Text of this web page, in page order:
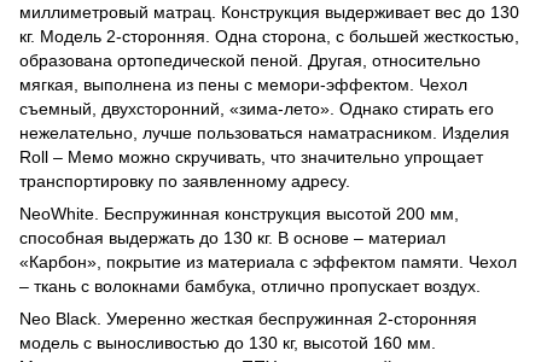
миллиметровый матрац. Конструкция выдерживает вес до 130
кг. Модель 2-сторонняя. Одна сторона, с большей жесткостью,
образована ортопедической пеной. Другая, относительно
мягкая, выполнена из пены с мемори-эффектом. Чехол
съемный, двухсторонний, «зима-лето». Однако стирать его
нежелательно, лучше пользоваться наматрасником. Изделия
Roll – Мемо можно скручивать, что значительно упрощает
транспортировку по заявленному адресу.
NeoWhite. Беспружинная конструкция высотой 200 мм,
способная выдержать до 130 кг. В основе – материал
«Карбон», покрытие из материала с эффектом памяти. Чехол
– ткань с волокнами бамбука, отлично пропускает воздух.
Neo Black. Умеренно жесткая беспружинная 2-сторонняя
модель с выносливостью до 130 кг, высотой 160 мм.